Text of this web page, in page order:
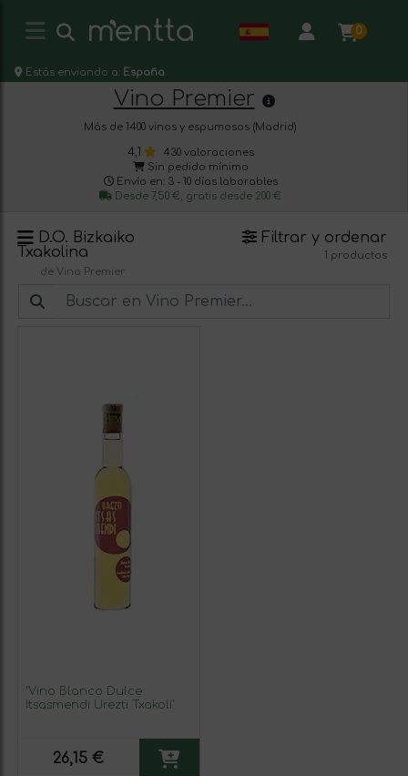
0
Estás enviando a: España
Vino Premier
Más de 1400 vinos y espumosos (Madrid)
4,1
430 valoraciones
Sin pedido mínimo
Envío en: 3 - 10 días laborables
Desde 7,50 €, gratis desde 200 €
Txakolina
de Vino Premier
Filtrar y ordenar
1 productos
'Vino Blanco Dulce
Itsasmendi Urezti Txakoli'
26,15 €